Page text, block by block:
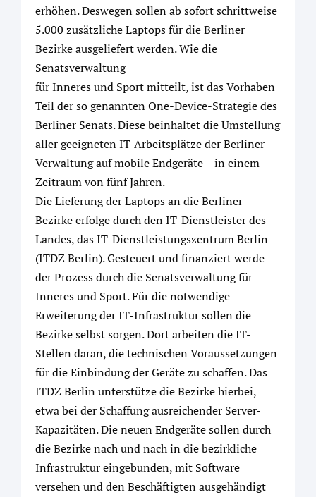
erhöhen. Deswegen sollen ab sofort schrittweise
5.000 zusätzliche Laptops für die Berliner
Bezirke ausgeliefert werden. Wie die
Senatsverwaltung
für Inneres und Sport mitteilt, ist das Vorhaben
Teil der so genannten One-Device-Strategie des
Berliner Senats. Diese beinhaltet die Umstellung
aller geeigneten IT-Arbeitsplätze der Berliner
Verwaltung auf mobile Endgeräte – in einem
Zeitraum von fünf Jahren.
Die Lieferung der Laptops an die Berliner
Bezirke erfolge durch den IT-Dienstleister des
Landes, das IT-Dienstleistungszentrum Berlin
(ITDZ Berlin). Gesteuert und finanziert werde
der Prozess durch die Senatsverwaltung für
Inneres und Sport. Für die notwendige
Erweiterung der IT-Infrastruktur sollen die
Bezirke selbst sorgen. Dort arbeiten die IT-
Stellen daran, die technischen Voraussetzungen
für die Einbindung der Geräte zu schaffen. Das
ITDZ Berlin unterstütze die Bezirke hierbei,
etwa bei der Schaffung ausreichender Server-
Kapazitäten. Die neuen Endgeräte sollen durch
die Bezirke nach und nach in die bezirkliche
Infrastruktur eingebunden, mit Software
versehen und den Beschäftigten ausgehändigt